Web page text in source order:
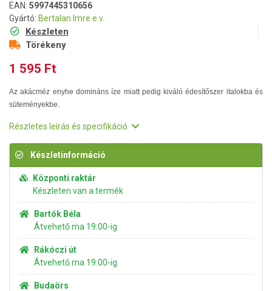
EAN: 5997445310656
Gyártó: Bertalan Imre e.v.
Készleten
Törékeny
1 595 Ft
Az akácméz enyhe domináns íze miatt pedig kiváló édesítőszer italokba és
süteményekbe.
Részletes leírás és specifikáció
Készletinformáció
Központi raktár
Készleten van a termék
Bartók Béla
Átvehető ma 19:00-ig
Rákóczi út
Átvehető ma 19:00-ig
Budaörs